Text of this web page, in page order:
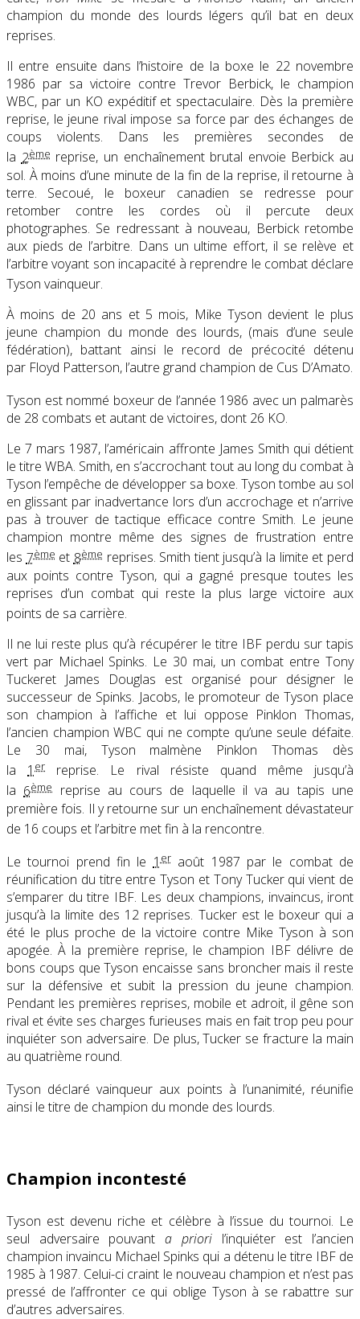
champion du monde des lourds légers qu’il bat en deux
reprises.
Il entre ensuite dans l’histoire de la boxe le 22 novembre
1986 par sa victoire contre Trevor Berbick, le champion
WBC, par un KO expéditif et spectaculaire. Dès la première
reprise, le jeune rival impose sa force par des échanges de
coups violents. Dans les premières secondes de
la 2ème reprise, un enchaînement brutal envoie Berbick au
sol. À moins d’une minute de la fin de la reprise, il retourne à
terre. Secoué, le boxeur canadien se redresse pour
retomber contre les cordes où il percute deux
photographes. Se redressant à nouveau, Berbick retombe
aux pieds de l’arbitre. Dans un ultime effort, il se relève et
l’arbitre voyant son incapacité à reprendre le combat déclare
Tyson vainqueur.
À moins de 20 ans et 5 mois, Mike Tyson devient le plus
jeune champion du monde des lourds, (mais d’une seule
fédération), battant ainsi le record de précocité détenu
par Floyd Patterson, l’autre grand champion de Cus D’Amato.
Tyson est nommé boxeur de l’année 1986 avec un palmarès
de 28 combats et autant de victoires, dont 26 KO.
Le 7 mars 1987, l’américain affronte James Smith qui détient
le titre WBA. Smith, en s’accrochant tout au long du combat à
Tyson l’empêche de développer sa boxe. Tyson tombe au sol
en glissant par inadvertance lors d’un accrochage et n’arrive
pas à trouver de tactique efficace contre Smith. Le jeune
champion montre même des signes de frustration entre
les 7ème et 8ème reprises. Smith tient jusqu’à la limite et perd
aux points contre Tyson, qui a gagné presque toutes les
reprises d’un combat qui reste la plus large victoire aux
points de sa carrière.
Il ne lui reste plus qu’à récupérer le titre IBF perdu sur tapis
vert par Michael Spinks. Le 30 mai, un combat entre Tony
Tuckeret James Douglas est organisé pour désigner le
successeur de Spinks. Jacobs, le promoteur de Tyson place
son champion à l’affiche et lui oppose Pinklon Thomas,
l’ancien champion WBC qui ne compte qu’une seule défaite.
Le 30 mai, Tyson malmène Pinklon Thomas dès
la 1er
reprise. Le rival résiste quand même jusqu’à
la 6ème
reprise au cours de laquelle il va au tapis une
première fois. Il y retourne sur un enchaînement dévastateur
de 16 coups et l’arbitre met fin à la rencontre.
Le tournoi prend fin le 1eraoût 1987 par le combat de
réunification du titre entre Tyson et Tony Tucker qui vient de
s’emparer du titre IBF. Les deux champions, invaincus, iront
jusqu’à la limite des 12 reprises. Tucker est le boxeur qui a
été le plus proche de la victoire contre Mike Tyson à son
apogée. À la première reprise, le champion IBF délivre de
bons coups que Tyson encaisse sans broncher mais il reste
sur la défensive et subit la pression du jeune champion.
Pendant les premières reprises, mobile et adroit, il gêne son
rival et évite ses charges furieuses mais en fait trop peu pour
inquiéter son adversaire. De plus, Tucker se fracture la main
au quatrième round.
Tyson déclaré vainqueur aux points à l’unanimité, réunifie
ainsi le titre de champion du monde des lourds.
Champion incontesté
Tyson est devenu riche et célèbre à l’issue du tournoi. Le
seul adversaire pouvanta prioril’inquiéter est l’ancien
champion invaincu Michael Spinks qui a détenu le titre IBF de
1985 à 1987. Celui-ci craint le nouveau champion et n’est pas
pressé de l’affronter ce qui oblige Tyson à se rabattre sur
d’autres adversaires.